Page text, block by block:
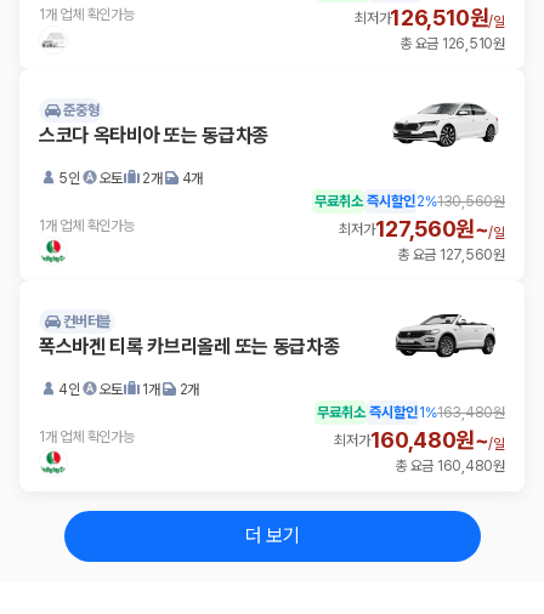
1개 업체 확인가능
최저가126,510원/일
총 요금 126,510원
준중형
스코다 옥타비아 또는 동급차종
5인 오토 2개 4개
1개 업체 확인가능
무료취소 즉시할인2%130,560원
최저가127,560원~/일
총 요금 127,560원
컨버터블
폭스바겐 티록 카브리올레 또는 동급차종
4인 오토 1개 2개
1개 업체 확인가능
무료취소 즉시할인1 %163,480원
최저가160,480원~/일
총 요금 160,480원
더 보기